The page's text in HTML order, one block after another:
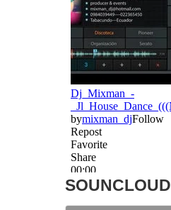
SOUNCLOUD